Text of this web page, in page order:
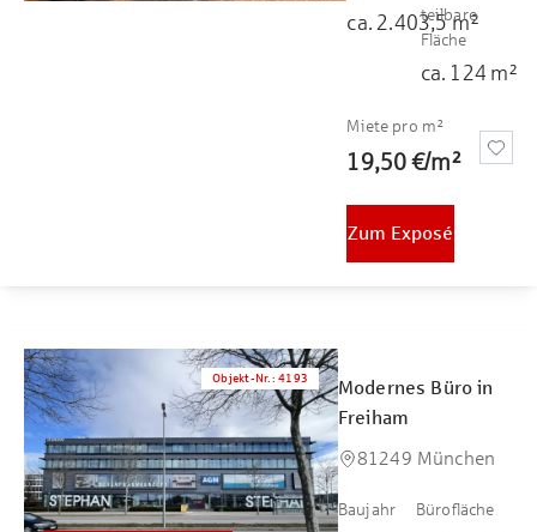
ca. 2.403,5m²
teilbare
Fläche
ca. 124 m²
Miete pro m²
19,50 €/m²
Zum Exposé
Objekt-Nr. : 4193
Modernes Büro in
Freiham
81249 München
Baujahr Bürofläche